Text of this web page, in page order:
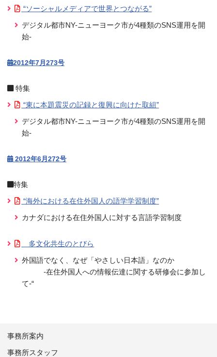
“ソーシャルメディアで世界とつながる”
デジタル都市NY-ニューヨーク市が4種類のSNS運用を開
始-
2012年7月273号
特集
“東に本題震災の記録と復興に向けた取組”
デジタル都市NY-ニューヨーク市が4種類のSNS運用を開
始-
2012年6月272号
特集
“海外における在住外国人の語学学習制度”
カナダにおける在住外国人に対する言語学習制度
多文化共生のとびら
外国語でなく、なぜ「やさしい日本語」なのか
-在住外国人への情報伝達に関する研修会に参加し
て-“
事務所案内
事務所スタッフ